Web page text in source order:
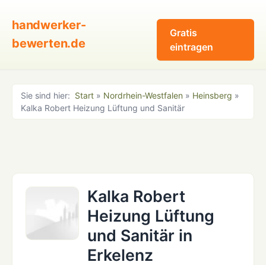
handwerker-
bewerten.de
Gratis
eintragen
Sie sind hier: Start » Nordrhein-Westfalen » Heinsberg »
Kalka Robert Heizung Lüftung und Sanitär
Kalka Robert
Heizung Lüftung
und Sanitär in
Erkelenz